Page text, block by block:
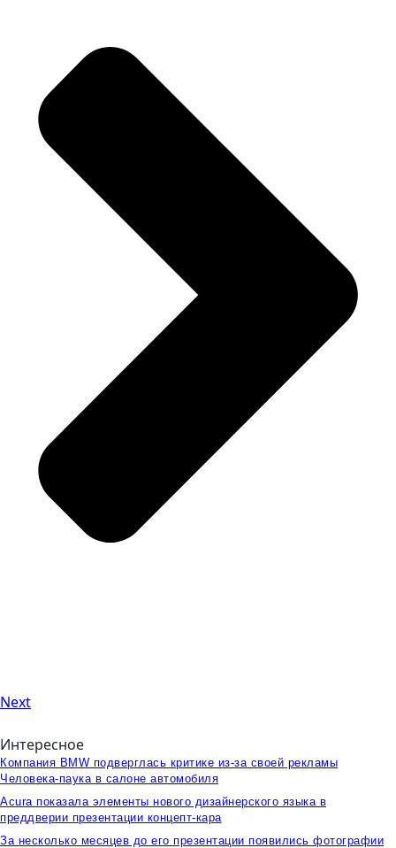
Next
Интересное
Компания BMW подверглась критике из-за своей рекламы
Человека-паука в салоне автомобиля
Acura показала элементы нового дизайнерского языка в
преддверии презентации концепт-кара
За несколько месяцев до его презентации появились фотографии